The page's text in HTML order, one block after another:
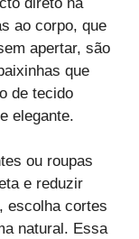
ao corpo, que
apertar, são
que
de tecido
elegante.
ou roupas
e reduzir
escolha cortes
natural. Essa